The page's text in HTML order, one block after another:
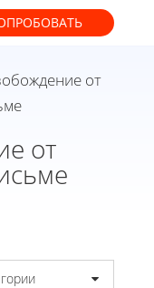
от
от